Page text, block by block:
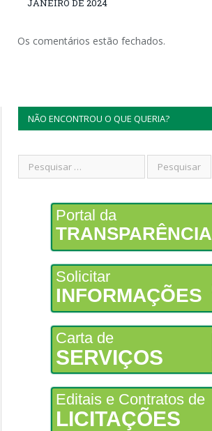
JANEIRO DE 2024
Os comentários estão fechados.
NÃO ENCONTROU O QUE QUERIA?
Portal da
TRANSPARÊNCIA
Solicitar
INFORMAÇÕES
Carta de
SERVIÇOS
Editais e Contratos de
LICITAÇÕES